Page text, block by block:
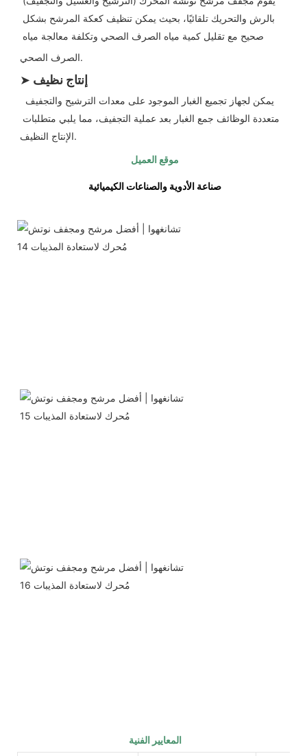
الصرف الصحي.
➤ إنتاج نظيف
الإنتاج النظيف.
موقع العميل
صناعة الأدوية والصناعات الكيميائية
المعايير الفنية